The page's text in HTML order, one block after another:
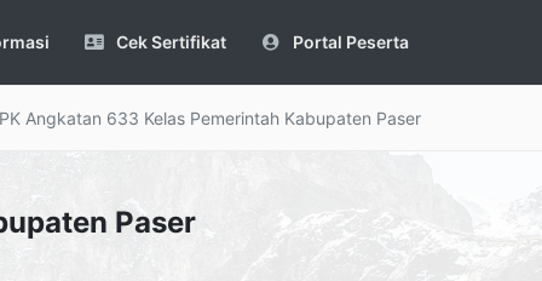
Cek Sertifikat Portal Peserta
Angkatan 633 Kelas Pemerintah Kabupaten Paser
Paser